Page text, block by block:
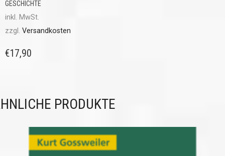
GESCHICHTE
inkl. MwSt.
zzgl. Versandkosten
€17,90
PRODUKTE